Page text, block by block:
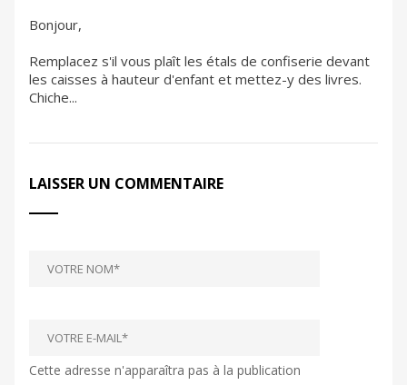
Bonjour,
Remplacez s'il vous plaît les étals de confiserie devant
les caisses à hauteur d'enfant et mettez-y des livres.
Chiche...
LAISSER UN COMMENTAIRE
Cette adresse n'apparaîtra pas à la publication